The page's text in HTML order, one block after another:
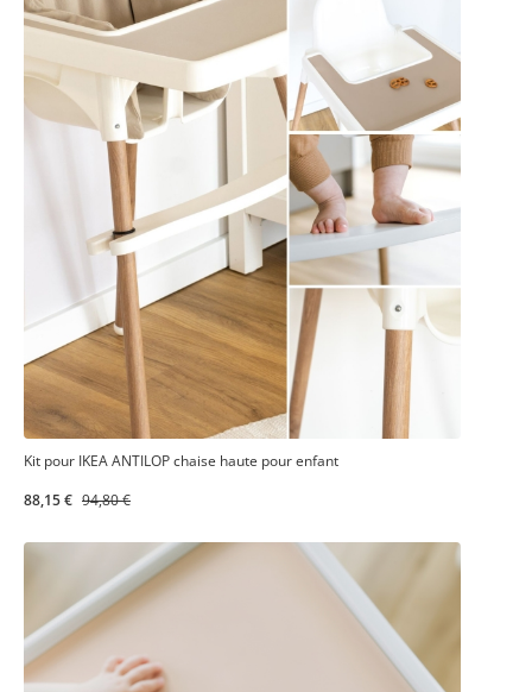
Kit pour IKEA ANTILOP chaise haute pour enfant
88,15 € 94,80 €